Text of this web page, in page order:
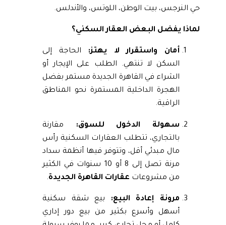
حي النرجس، بيت الوطن، اللوتس، والأندلس.
لماذا يفضل البعض العقار السكني؟
أمان واستقرار لا يهتز:الحاجة إلى
السكن لا تنتهي. الطلب على الإيجار أو
الشراء في القاهرة الجديدة مستمر بفضل
الهجرة الداخلية المستمرة نحو المناطق
الراقية.
سهولة الدخول للسوق:مقارنة
بالتجاري، تتطلب العقارات السكنية رأس
مال مبدئي أقل، وتتوفر فيها أنظمة سداد
مرنة تصل إلى 8 أو 10 سنوات في الكثير
من مشروعاتعقارات القاهرة الجديدة.
مرونة إعادة البيع:بيع شقة سكنية
أسهل وأسرع بكثير من بيع دور إداري